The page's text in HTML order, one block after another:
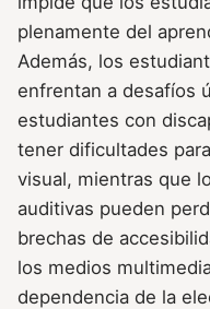
plenamente del
Además, los
enfrentan a desafíos
estudiantes con
tener dificultades
visual, mientras que
auditivas pueden
brechas de
los medios
dependencia de la